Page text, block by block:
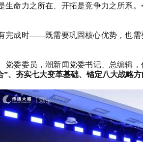
生命力之所在、开拓是竞争力之所系
完成时——既需要巩固核心优势，也
党委委员，潮新闻党委书记、总编辑
、夯实七大变革基础、锚定八大战略方